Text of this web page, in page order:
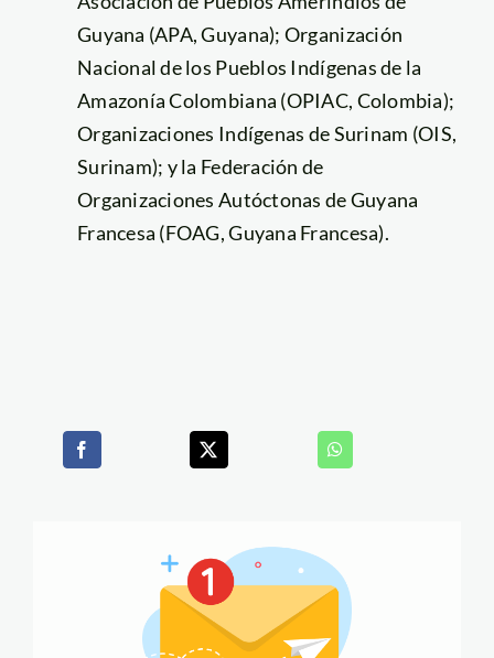
Guyana (APA, Guyana); Organización
Nacional de los Pueblos Indígenas de la
Amazonía Colombiana (OPIAC, Colombia);
Organizaciones Indígenas de Surinam (OIS,
Surinam); y la Federación de
Organizaciones Autóctonas de Guyana
Francesa (FOAG, Guyana Francesa).